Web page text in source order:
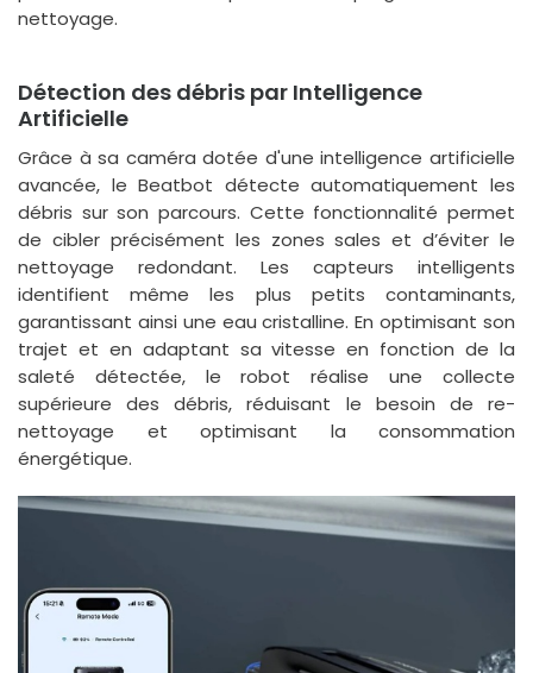
nettoyage.
Détection des débris par Intelligence
Artificielle
Grâce à sa caméra dotée d'une intelligence artificielle
avancée, le Beatbot détecte automatiquement les
débris sur son parcours. Cette fonctionnalité permet
de cibler précisément les zones sales et d’éviter le
nettoyage redondant. Les capteurs intelligents
identifient même les plus petits contaminants,
garantissant ainsi une eau cristalline. En optimisant son
trajet et en adaptant sa vitesse en fonction de la
saleté détectée, le robot réalise une collecte
supérieure des débris, réduisant le besoin de re-
nettoyage et optimisant la consommation
énergétique.